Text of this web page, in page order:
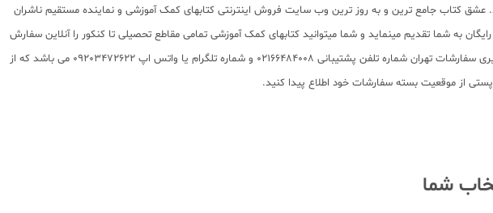
عشق کتاب جامع ترین و به روز ترین وب سایت فروش اینترنتی کتابهای کمک آموزشی و نماینده مستقیم ناشران
شما روی هر خرید یک هدیه رایگان به شما تقدیم مینماید و شما میتوانید کتابهای کمک آموزشی تمامی مقاطع تحصیلی تا کنکور را آنلاین سفارش
داده و درب منزل دریافت نمایید. برای اطلاع از شرایط ویژه تخفیف و جشنواره های عشق کتاب اینستاگرام عشق کتاب را دنبال کنید. برای پیگیری سفارشات تهران شماره تلفن پشتیبانی 02166484008 و شماره تلگرام یا واتس اپ 09203472622 می باشد که از
شما